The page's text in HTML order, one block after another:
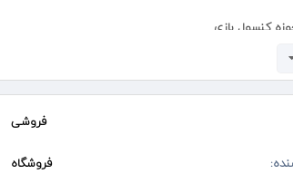
محبوب سگا به دلیل استقبال شما عزیزان بلاخره در
دهه شصت و هفتاد و مناسب بازی و لذت بردن برای دهه
فروشی
فروشگاه